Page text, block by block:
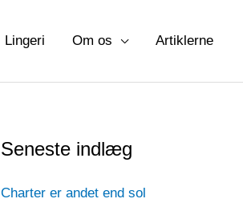
Lingeri Om os Artiklerne
Seneste indlæg
Charter er andet end sol